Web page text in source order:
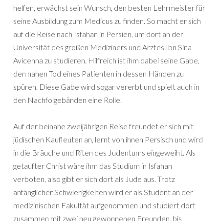
helfen, erwächst sein Wunsch, den besten Lehrmeister für
seine Ausbildung zum Medicus zu finden. So macht er sich
auf die Reise nach Isfahan in Persien, um dort an der
Universität des großen Mediziners und Arztes Ibn Sina
Avicenna zu studieren. Hilfreich ist ihm dabei seine Gabe,
den nahen Tod eines Patienten in dessen Händen zu
spüren. Diese Gabe wird sogar vererbt und spielt auch in
den Nachfolgebänden eine Rolle.
Auf der beinahe zweijährigen Reise freundet er sich mit
jüdischen Kaufleuten an, lernt von ihnen Persisch und wird
in die Bräuche und Riten des Judentums eingeweiht. Als
getaufter Christ wäre ihm das Studium in Isfahan
verboten, also gibt er sich dort als Jude aus. Trotz
anfänglicher Schwierigkeiten wird er als Student an der
medizinischen Fakultät aufgenommen und studiert dort
zusammen mit zwei neu gewonnenen Freunden, bis